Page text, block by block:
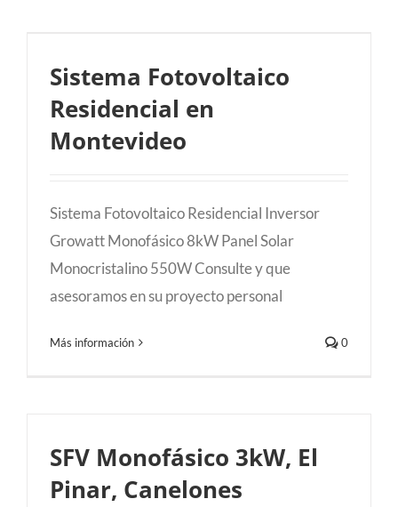
Montevideo
Sistema Fotovoltaico
Residencial en
Montevideo
Sistema Fotovoltaico Residencial Inversor
Growatt Monofásico 8kW Panel Solar
Monocristalino 550W Consulte y que
asesoramos en su proyecto personal
Más información 0
SFV Monofásico 3kW, El
Pinar, Canelones